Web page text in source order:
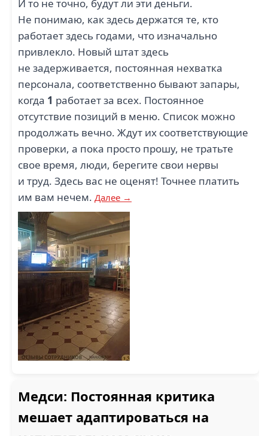
И то не точно, будут ли эти деньги.
Не понимаю, как здесь держатся те, кто
работает здесь годами, что изначально
привлекло. Новый штат здесь
не задерживается, постоянная нехватка
персонала, соответственно бывают запары,
когда 1 работает за всех. Постоянное
отсутствие позиций в меню. Список можно
продолжать вечно. Ждут их соответствующие
проверки, а пока просто прошу, не тратьте
свое время, люди, берегите свои нервы
и труд. Здесь вас не оценят! Точнее платить
им вам нечем. Далее →
Медси: Постоянная критика
мешает адаптироваться на